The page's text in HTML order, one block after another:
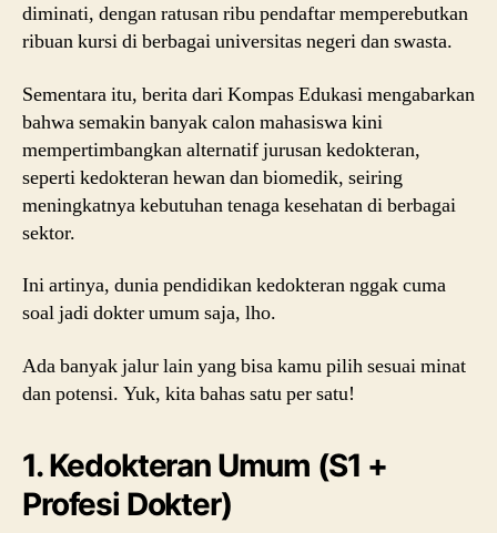
diminati, dengan ratusan ribu pendaftar memperebutkan
ribuan kursi di berbagai universitas negeri dan swasta.
Sementara itu, berita dari Kompas Edukasi mengabarkan
bahwa semakin banyak calon mahasiswa kini
mempertimbangkan alternatif jurusan kedokteran,
seperti kedokteran hewan dan biomedik, seiring
meningkatnya kebutuhan tenaga kesehatan di berbagai
sektor.
Ini artinya, dunia pendidikan kedokteran nggak cuma
soal jadi dokter umum saja, lho.
Ada banyak jalur lain yang bisa kamu pilih sesuai minat
dan potensi. Yuk, kita bahas satu per satu!
1. Kedokteran Umum (S1 +
Profesi Dokter)